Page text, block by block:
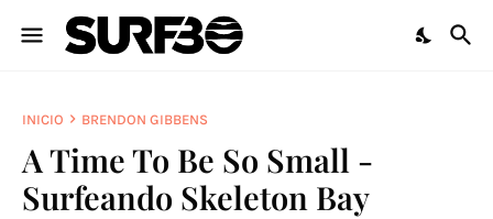
INICIO BRENDON GIBBENS
A Time To Be So Small -
Surfeando Skeleton Bay